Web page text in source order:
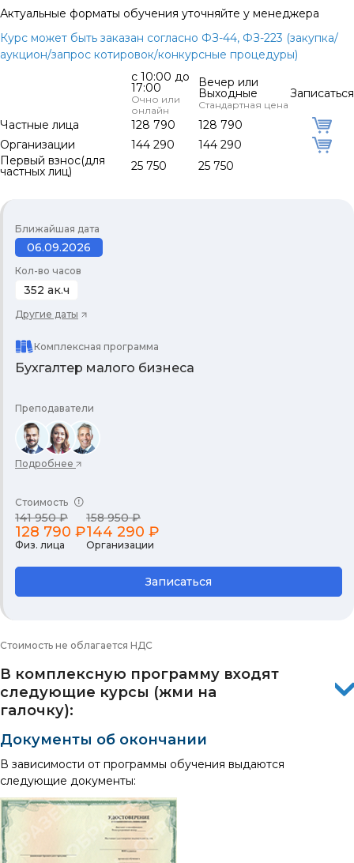
Актуальные форматы обучения уточняйте у менеджера
Курс может быть заказан согласно ФЗ-44, ФЗ-223 (закупка/
аукцион/запрос котировок/конкурсные процедуры)
с 10:00 до
17:00
Очно или
онлайн
Вечер или
Выходные
Стандартная цена
Записаться
Частные лица 128 790
128 790
Организации
144 290
144 290
Первый взнос(для
частных лиц) 25 750 25 750
Ближайшая дата
06.09.2026
Кол-во часов
352 ак.ч
Другие даты
Комплексная программа
Бухгалтер малого бизнеса
Преподаватели
Подробнее
Стоимость
141 950 ₽
128 790 ₽
Физ. лица
158 950 ₽
144 290 ₽
Организации
Записаться
Стоимость не облагается НДС
В комплексную программу входят
следующие курсы (жми на
галочку):
Документы об окончании
В зависимости от программы обучения выдаются
следующие документы: